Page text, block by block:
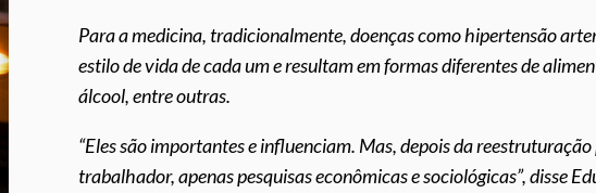
Para a medicina, tradicionalmente, doenças como hipertensão
estilo de vida de cada um e resultam em formas diferentes de
álcool, entre outras.
“Eles são importantes e influenciam. Mas, depois da
trabalhador, apenas pesquisas econômicas e sociológicas”, disse